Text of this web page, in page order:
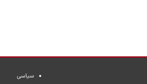
سیاسی